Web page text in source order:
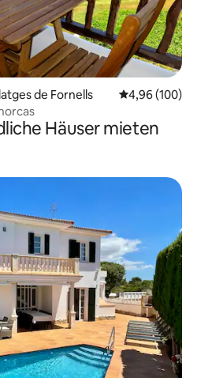
de Fornells
4,96 (100)
Häuser mieten